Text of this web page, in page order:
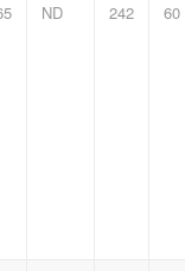
ND 242 60